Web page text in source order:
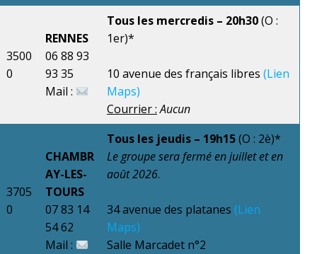
3500
0
RENNES
06 88 93
93 35
Mail :
Tous les mercredis – 20h30(O :
1er)*
10 avenue des français libres (Lien
Maps)
Courrier : Aucun
3705
0
CHAMBR
AY-LES-
TOURS
07 83 14
54 62
Mail :
Tous les jeudis – 19h15(O : 2è)*
Le groupe sera fermé en juillet et en
août 2026.
34 avenue des platanes (Lien
Maps)
Salle Marcadet n°2